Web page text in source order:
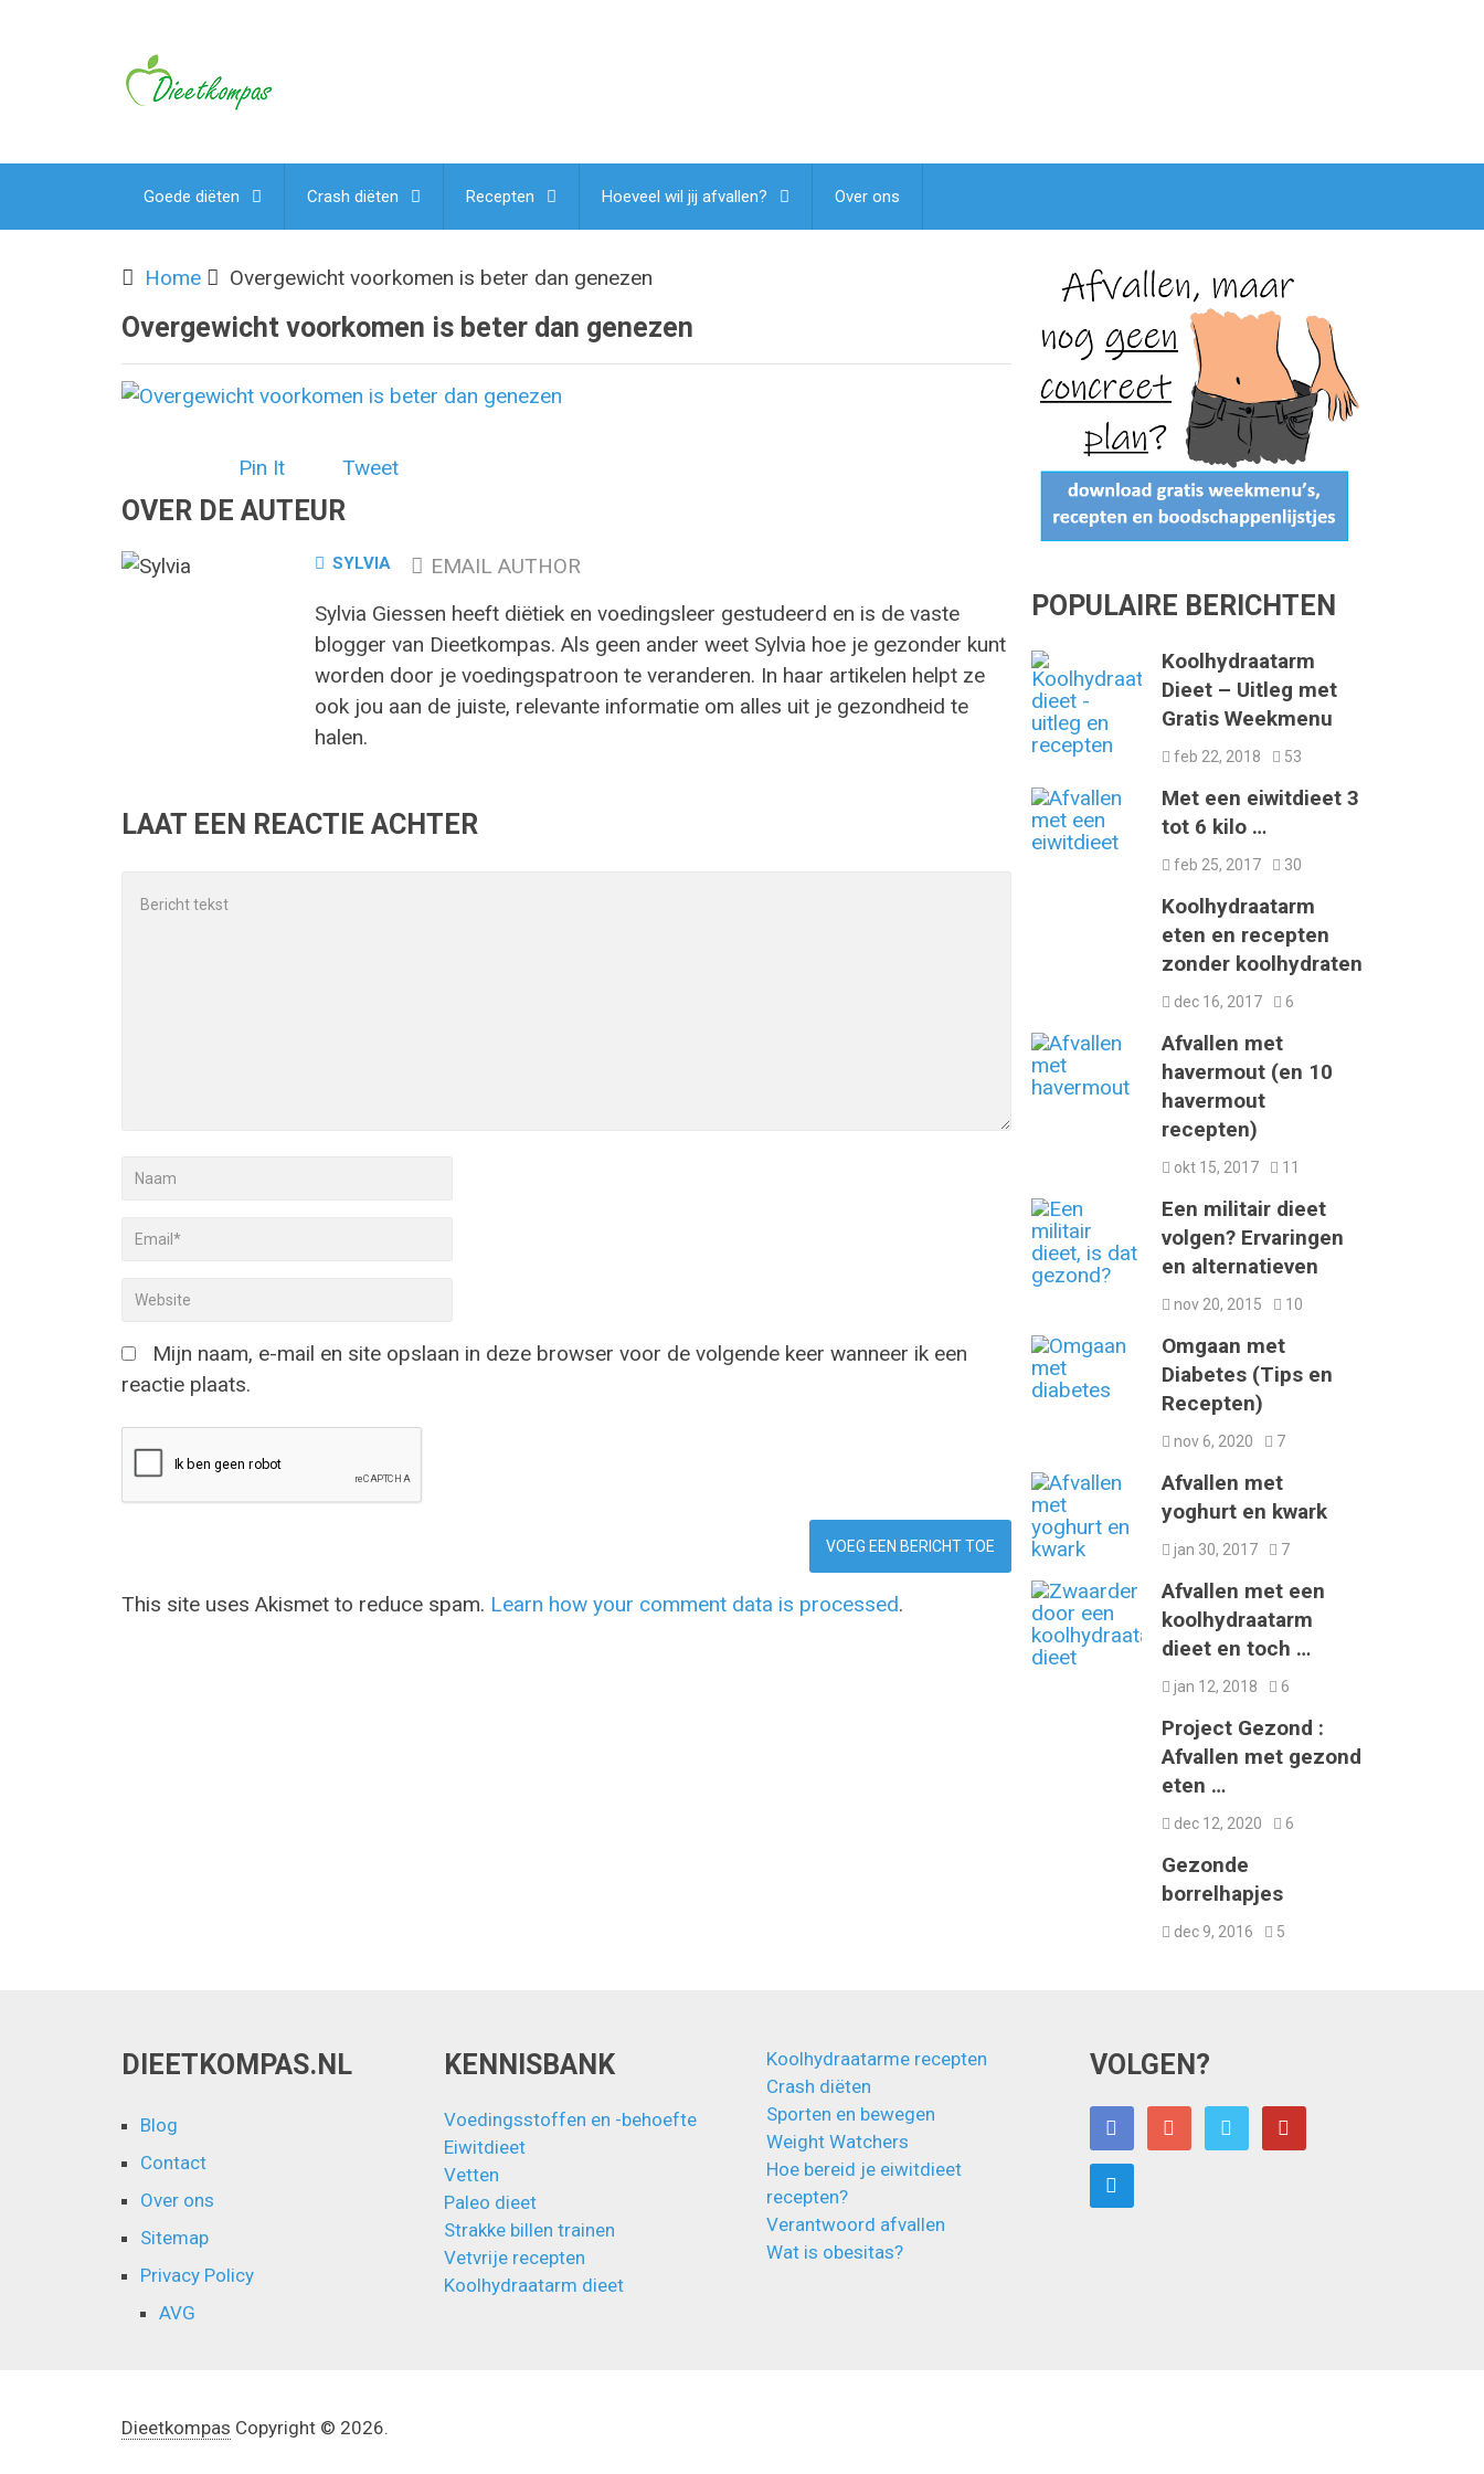
Goede diëten Crash diëten Recepten Hoeveel wil jij afvallen? Over ons
Home Overgewicht voorkomen is beter dan genezen
Overgewicht voorkomen is beter dan genezen
Pin It Tweet
OVER DE AUTEUR
SYLVIA
EMAIL AUTHOR
Sylvia Giessen heeft diëtiek en voedingsleer gestudeerd en is de vaste
blogger van Dieetkompas. Als geen ander weet Sylvia hoe je gezonder kunt
worden door je voedingspatroon te veranderen. In haar artikelen helpt ze
ook jou aan de juiste, relevante informatie om alles uit je gezondheid te
halen.
LAAT EEN REACTIE ACHTER
Mijn naam, e-mail en site opslaan in deze browser voor de volgende keer wanneer ik een
reactie plaats.
This site uses Akismet to reduce spam. Learn how your comment data is processed.
POPULAIRE BERICHTEN
Koolhydraatarm
Dieet – Uitleg met
Gratis Weekmenu
feb 22, 2018 53
Met een eiwitdieet 3
tot 6 kilo …
feb 25, 2017 30
Koolhydraatarm
eten en recepten
zonder koolhydraten
dec 16, 2017 6
Afvallen met
havermout (en 10
havermout
recepten)
okt 15, 2017 11
Een militair dieet
volgen? Ervaringen
en alternatieven
nov 20, 2015 10
Omgaan met
Diabetes (Tips en
Recepten)
nov 6, 2020 7
Afvallen met
yoghurt en kwark
jan 30, 2017 7
Afvallen met een
koolhydraatarm
dieet en toch …
jan 12, 2018 6
Project Gezond :
Afvallen met gezond
eten …
dec 12, 2020 6
Gezonde
borrelhapjes
dec 9, 2016 5
DIEETKOMPAS.NL
Blog
Contact
Over ons
Sitemap
Privacy Policy
AVG
KENNISBANK
Voedingsstoffen en -behoefte
Eiwitdieet
Vetten
Paleo dieet
Strakke billen trainen
Vetvrije recepten
Koolhydraatarm dieet
Koolhydraatarme recepten
Crash diëten
Sporten en bewegen
Weight Watchers
Hoe bereid je eiwitdieet
recepten?
Verantwoord afvallen
Wat is obesitas?
VOLGEN?
Dieetkompas Copyright © 2026.